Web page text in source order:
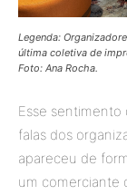
Legenda:
última coletiva de
Foto: Ana Rocha.
Esse
falas dos
apareceu de
um comerciante